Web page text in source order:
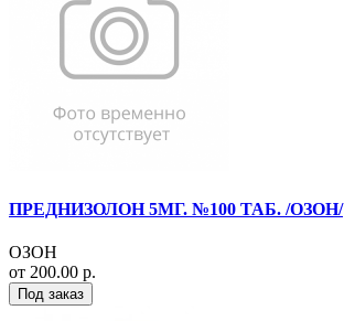
ПРЕДНИЗОЛОН 5МГ. №100 ТАБ. /ОЗОН/
ОЗОН
от 200.00 р.
Под заказ